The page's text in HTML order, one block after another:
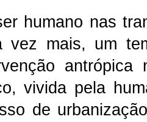
humano nas
vez mais, um
vivida pela
de